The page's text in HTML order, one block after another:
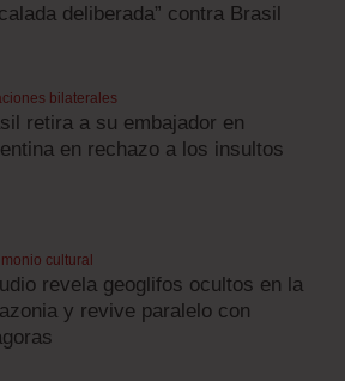
deliberada” contra Brasil
bilaterales
retira a su embajador en
en rechazo a los insultos
cultural
revela geoglifos ocultos en la
y revive paralelo con